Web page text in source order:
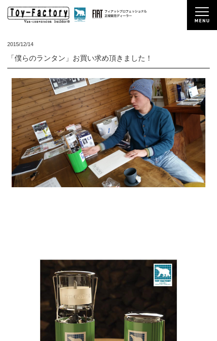
2015/12/14
「僕らのランタン」お買い求め頂きました！